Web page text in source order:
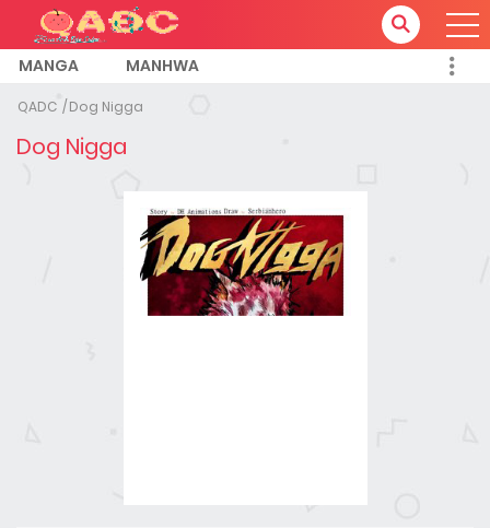
MANGA MANHWA
QADC Dog Nigga
Dog Nigga